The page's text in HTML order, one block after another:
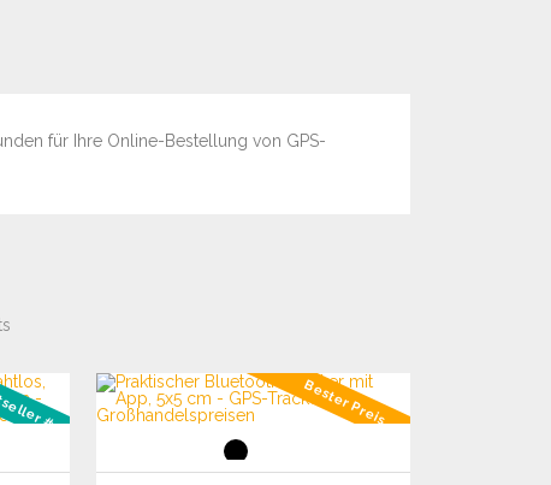
für Ihre Online-Bestellung von GPS-
#3 Bester Preis